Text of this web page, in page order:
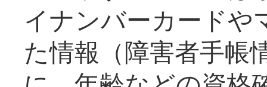
イナンバーカードや
た情報（障害者手帳